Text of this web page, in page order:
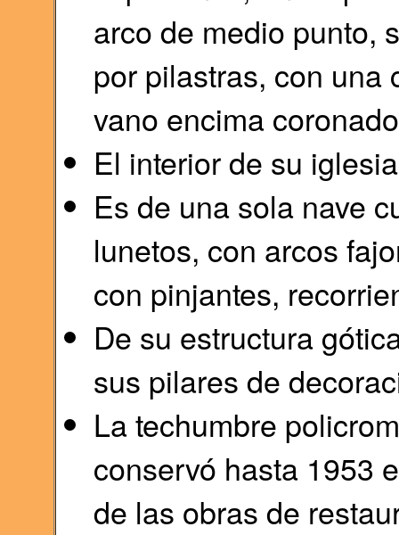
arco de medio punto,
por pilastras, con una
vano encima
El interior de su
Es de una sola nave
lunetos, con arcos
con pinjantes,
De su estructura
sus pilares de
La techumbre
conservó hasta 1953
de las obras de